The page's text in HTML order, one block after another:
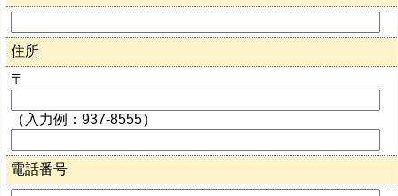
住所
〒
（入力例：937-8555）
電話番号